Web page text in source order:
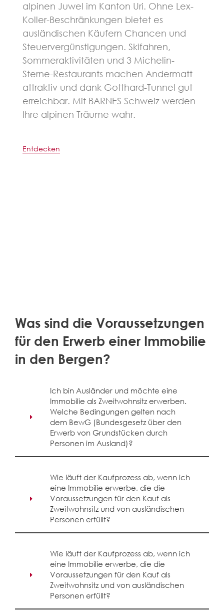
alpinen Juwel im Kanton Uri. Ohne Lex-
Koller-Beschränkungen bietet es
ausländischen Käufern Chancen und
Steuervergünstigungen. Skifahren,
Sommeraktivitäten und 3 Michelin-
Sterne-Restaurants machen Andermatt
attraktiv und dank Gotthard-Tunnel gut
erreichbar. Mit BARNES Schweiz werden
Ihre alpinen Träume wahr.
Entdecken
Was sind die Voraussetzungen
für den Erwerb einer Immobilie
in den Bergen?
Ich bin Ausländer und möchte eine
Immobilie als Zweitwohnsitz erwerben.
Welche Bedingungen gelten nach
dem BewG (Bundesgesetz über den
Erwerb von Grundstücken durch
Personen im Ausland)?
Wie läuft der Kaufprozess ab, wenn ich
eine Immobilie erwerbe, die die
Voraussetzungen für den Kauf als
Zweitwohnsitz und von ausländischen
Personen erfüllt?
Wie läuft der Kaufprozess ab, wenn ich
eine Immobilie erwerbe, die die
Voraussetzungen für den Kauf als
Zweitwohnsitz und von ausländischen
Personen erfüllt?